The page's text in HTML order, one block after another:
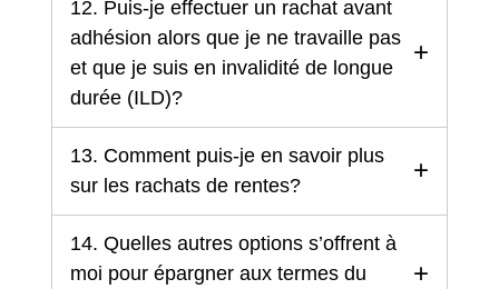
12. Puis-je effectuer un rachat avant
adhésion alors que je ne travaille pas
et que je suis en invalidité de longue
durée (ILD)?
13. Comment puis-je en savoir plus
sur les rachats de rentes?
14. Quelles autres options s’offrent à
moi pour épargner aux termes du